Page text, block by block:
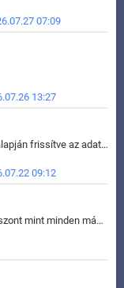
07:09
13:27
Kártya változások a 36.0.3-as patch alapján frissítve az adatbázisban (képek is cserélve).
09:12
Amióta bejött, csak ezzel játszom. Viszont mint minden más - akár az alapjáték is, ez is baromira összetett lett. Néha már pár kör után is esélytelen az egész. Vagy irreállisan túltápol valaki, vagy lelép a partner, vagy csak hülye mint a segg. És amikor eljönne az én időm, na akkor jön el mindenki másé is. Engem jobban érdekelne, hogy ki milyen ratingen szokott játszani. Na ez lenne egy érdekes adat.